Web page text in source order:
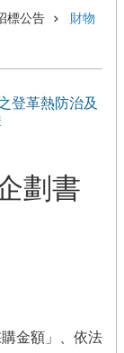
標公告 財物
登革熱防治及
劃書
金額」、依法